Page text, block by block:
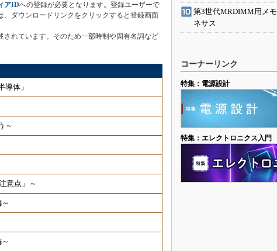
アIDへの登録が必要となります。登録ユーザーで
ダウンロードリンクをクリックすると登録画面
されています。そのため一部時制や固有名詞など
体」
～
意点」～
第3世代MRDIMM用メ
ネサス
コーナーリンク
特集：電源設計
特集：エレクトロニクス入門